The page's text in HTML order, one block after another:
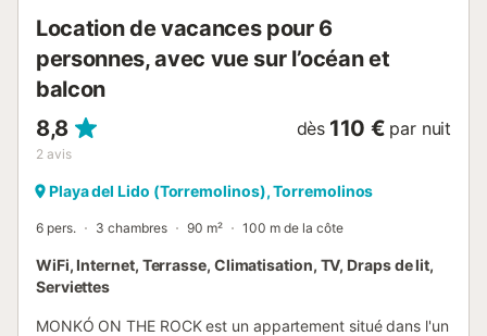
Location de vacances pour 6
personnes, avec vue sur l’océan et
balcon
8,8
2 avis
dès 110 € par nuit
Playa del Lido (Torremolinos), Torremolinos
6 pers. 3 chambres 90 m² 100 m de la côte
WiFi, Internet, Terrasse, Climatisation, TV, Draps de lit,
Serviettes
MONKÓ ON THE ROCK est un appartement situé dans l'un